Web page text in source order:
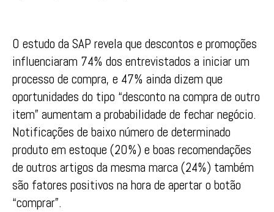
O estudo da SAP revela que descontos e promoções
influenciaram 74% dos entrevistados a iniciar um
processo de compra, e 47% ainda dizem que
oportunidades do tipo “desconto na compra de outro
item” aumentam a probabilidade de fechar negócio.
Notificações de baixo número de determinado
produto em estoque (20%) e boas recomendações
de outros artigos da mesma marca (24%) também
são fatores positivos na hora de apertar o botão
“comprar”.